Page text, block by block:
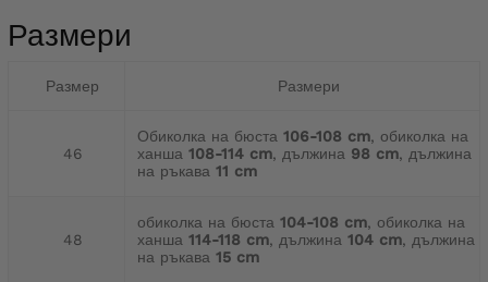
Размери
Размер Размери
46
Обиколка на бюста 106-108 cm, обиколка на
ханша 108-114 cm, дължина 98 cm, дължина
на ръкава 11 cm
48
обиколка на бюста 104-108 cm, обиколка на
ханша 114-118 cm, дължина 104 cm, дължина
на ръкава 15 cm